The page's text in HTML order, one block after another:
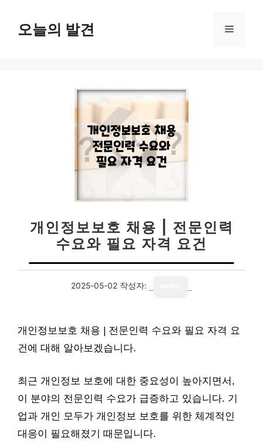
오늘의 발견 메
개인정보보호 채용 | 전문인력
수요와 필요 자격 요건
2025-05-02 작성자:
개인정보보호 채용 | 전문인력 수요와 필요 자격 요
건에 대해 알아보겠습니다.
최근 개인정보 보호에 대한 중요성이 높아지면서,
이 분야의 전문인력 수요가 급증하고 있습니다. 기
업과 개인 모두가 개인정보 보호를 위한 체계적인
대응이 필요해졌기 때문입니다.